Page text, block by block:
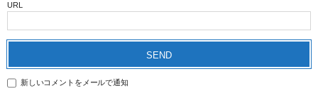
URL
新しいコメントをメールで通知